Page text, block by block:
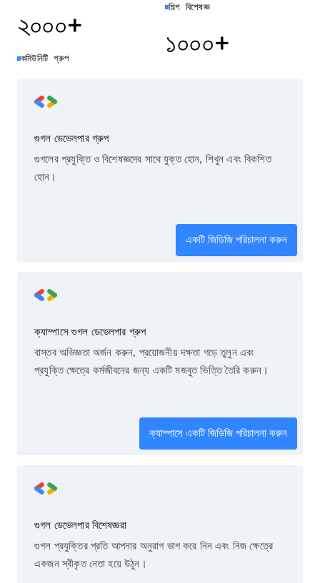
২০০০+
কমিউনিটি গ্রুপ
শিল্প বিশেষজ্ঞ
১০০০+
গুগল ডেভেলপার গ্রুপ
গুগলের প্রযুক্তি ও বিশেষজ্ঞদের সাথে যুক্ত হোন, শিখুন এবং বিকশিত
হোন।
একটি জিডিজি পরিচালনা করুন
ক্যাম্পাসে গুগল ডেভেলপার গ্রুপ
বাস্তব অভিজ্ঞতা অর্জন করুন, প্রয়োজনীয় দক্ষতা গড়ে তুলুন এবং
প্রযুক্তি ক্ষেত্রে কর্মজীবনের জন্য একটি মজবুত ভিত্তি তৈরি করুন।
ক্যাম্পাসে একটি জিডিজি পরিচালনা করুন
গুগল ডেভেলপার বিশেষজ্ঞরা
গুগল প্রযুক্তির প্রতি আপনার অনুরাগ ভাগ করে নিন এবং নিজ ক্ষেত্রে
একজন স্বীকৃত নেতা হয়ে উঠুন।